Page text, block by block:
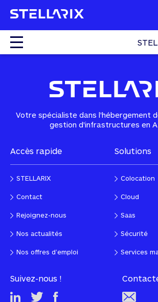
Services managés
Sécurité
SaaS
Français
Home SOC as a Service 24/7
Votre spécialiste dans l'hébergement
gestion d'infrastructures en
Accès rapide
STELLARIX
Contact
Rejoignez-nous
Nos actualités
Nos offres d’emploi
Solutions
Colocation
Cloud
Saas
Sécurité
Services
Suivez-nous !